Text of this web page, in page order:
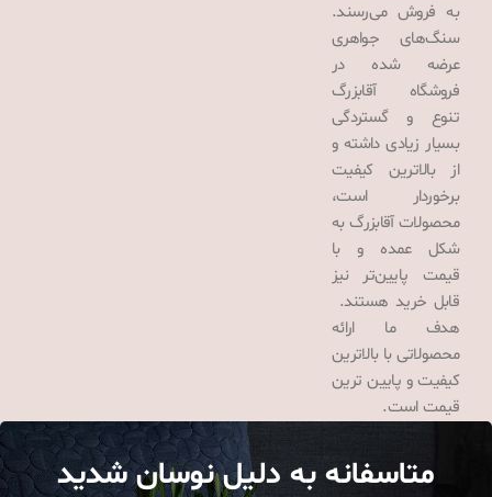
به فروش می‌رسند.
سنگ‌های جواهری
عرضه شده در
فروشگاه آقابزرگ
تنوع و گستردگی
بسیار زیادی داشته و
از بالاترین کیفیت
برخوردار است،
محصولات آقابزرگ به
شکل عمده و با
قیمت پایین‌تر نیز
قابل خرید هستند.
هدف ما ارائه
محصولاتی با بالاترین
کیفیت و پایین ترین
قیمت است.
متاسفانه به دلیل نوسان شدید